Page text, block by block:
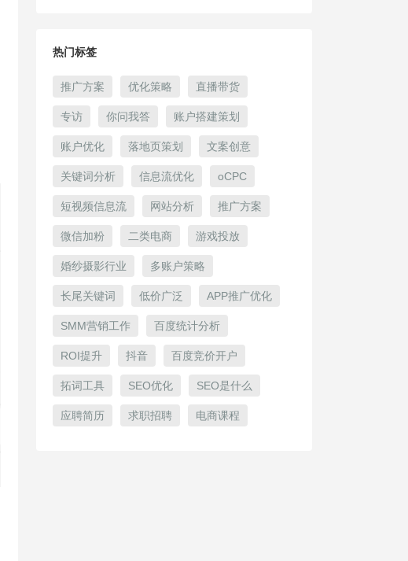
热门标签
推广方案 优化策略 直播带货
专访 你问我答 账户搭建策划
账户优化 落地页策划 文案创意
关键词分析 信息流优化 oCPC
短视频信息流 网站分析 推广方案
微信加粉 二类电商 游戏投放
婚纱摄影行业 多账户策略
长尾关键词 低价广泛 APP推广优化
SMM营销工作 百度统计分析
ROI提升 抖音 百度竞价开户
拓词工具 SEO优化 SEO是什么
应聘简历 求职招聘 电商课程